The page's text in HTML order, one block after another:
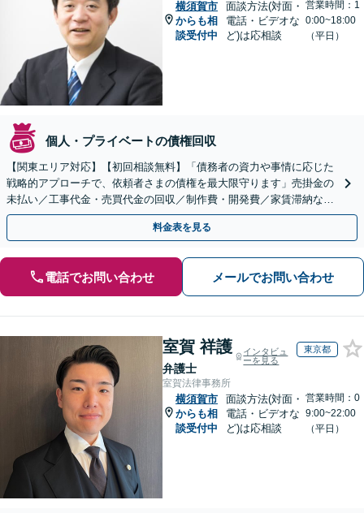
横須賀市
からも相
談受付中
面談方法(対面・
電話・ビデオな
ど)は応相談
営業時間：1
0:00~18:00
（平日）
個人・プライベートの債権回収
【関東エリア対応】【初回相談無料】「債務者の資力や事情に応じた
戦略的アプローチで、依頼者さまの債権を最大限守ります」売掛金の
未払い／工事代金・売買代金の回収／制作費・開発費／家賃滞納な
ど、事業活動で発生するあらゆる債権回収に実績あり
料金表を見る
電話でお問い合わせ メールでお問い合わせ
室賀 祥護
弁護士
インタビュ
ーを見る
東京都
室賀法律事務所
横須賀市
からも相
談受付中
面談方法(対面・
電話・ビデオな
ど)は応相談
営業時間：0
9:00~22:00
（平日）